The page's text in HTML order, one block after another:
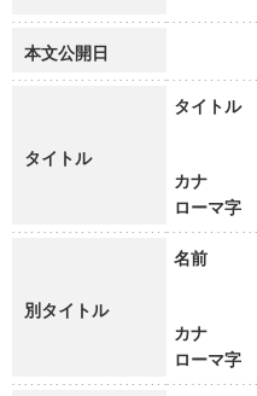
本文公開日
タイトル
タイトル
カナ
ローマ字
別タイトル
名前
カナ
ローマ字